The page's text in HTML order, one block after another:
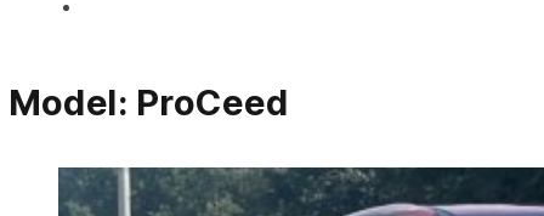
Model: ProCeed